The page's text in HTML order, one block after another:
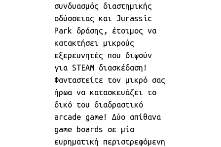
συνδυασμός διαστημικής
οδύσσειας και Jurassic
Park δράσης, έτοιμος να
κατακτήσει μικρούς
εξερευνητές που διψούν
για STEAM διασκέδαση!
Φανταστείτε τον μικρό σας
ήρωα να κατασκευάζει το
δικό του διαδραστικό
arcade game! Δύο απίθανα
game boards σε μία
ευρηματική περιστρεφόμενη